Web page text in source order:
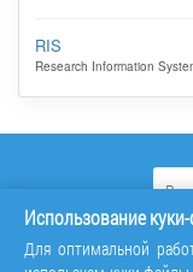
RIS
Research Information
Использование
Для оптимальной